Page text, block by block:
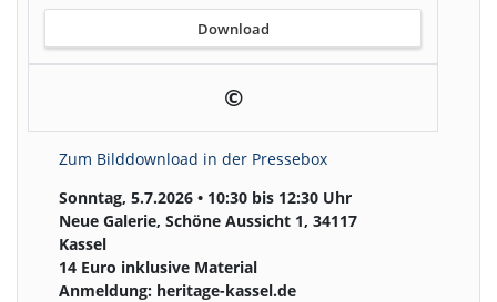
Download
©
Zum Bilddownload in der Pressebox
Sonntag, 5.7.2026 • 10:30 bis 12:30 Uhr
Neue Galerie, Schöne Aussicht 1, 34117
Kassel
14 Euro inklusive Material
Anmeldung: heritage-kassel.de